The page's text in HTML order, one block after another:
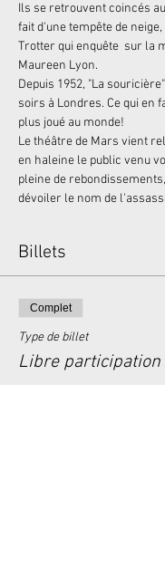
Ils se retrouvent coincés
fait d'une tempête de
Trotter qui enquête  sur la
Maureen Lyon.
Depuis 1952, "La
soirs à Londres. Ce qui en
plus joué au monde!
Le théâtre de Mars vient
en haleine le public venu
pleine de
dévoiler le nom de
Billets
Complet
Type de billet
Libre participation